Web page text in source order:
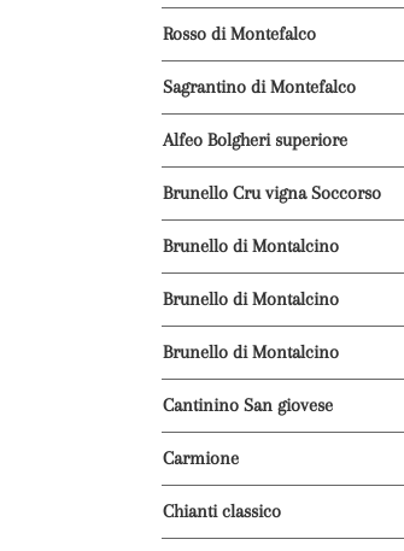
Rosso di Montefalco
Sagrantino di Montefalco
Alfeo Bolgheri superiore
Brunello Cru vigna Soccorso
Brunello di Montalcino
Brunello di Montalcino
Brunello di Montalcino
Cantinino San giovese
Carmione
Chianti classico